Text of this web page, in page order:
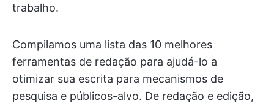
trabalho.
Compilamos uma lista das 10 melhores
ferramentas de redação para ajudá-lo a
otimizar sua escrita para mecanismos de
pesquisa e públicos-alvo. De redação e edição,